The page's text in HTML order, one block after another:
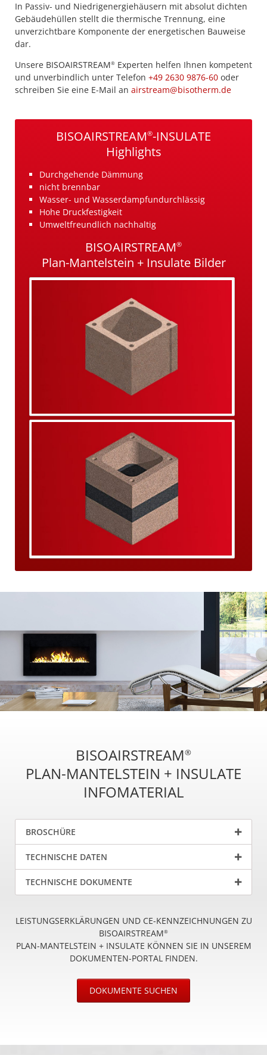
In Passiv- und Niedrigenergiehäusern mit absolut dichten
Gebäudehüllen stellt die thermische Trennung, eine
unverzichtbare Komponente der energetischen Bauweise
dar.
Unsere BISOAIRSTREAM®Experten helfen Ihnen kompetent
und unverbindlich unter Telefon +49 2630 9876-60oder
schreiben Sie eine E-Mail an airstream@bisotherm.de
BISOAIRSTREAM®-INSULATE
Highlights
Durchgehende Dämmung
nicht brennbar
Wasser- und Wasserdampfundurchlässig
Hohe Druckfestigkeit
Umweltfreundlich nachhaltig
BISOAIRSTREAM®
Plan-Mantelstein + Insulate Bilder
BISOAIRSTREAM®
PLAN-MANTELSTEIN + INSULATE
INFOMATERIAL
BROSCHÜRE
TECHNISCHE DATEN
TECHNISCHE DOKUMENTE
LEISTUNGSERKLÄRUNGEN UND CE-KENNZEICHNUNGEN ZU
BISOAIRSTREAM®
PLAN-MANTELSTEIN + INSULATE KÖNNEN SIE IN UNSEREM
DOKUMENTEN-PORTAL FINDEN.
DOKUMENTE SUCHEN